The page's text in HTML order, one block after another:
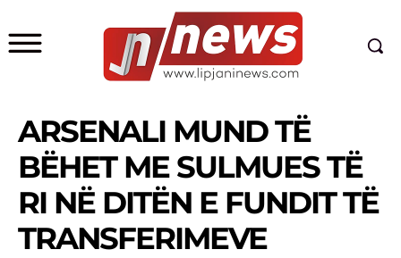
ARSENALI MUND TË
BËHET ME SULMUES TË
RI NË DITËN E FUNDIT TË
TRANSFERIMEVE